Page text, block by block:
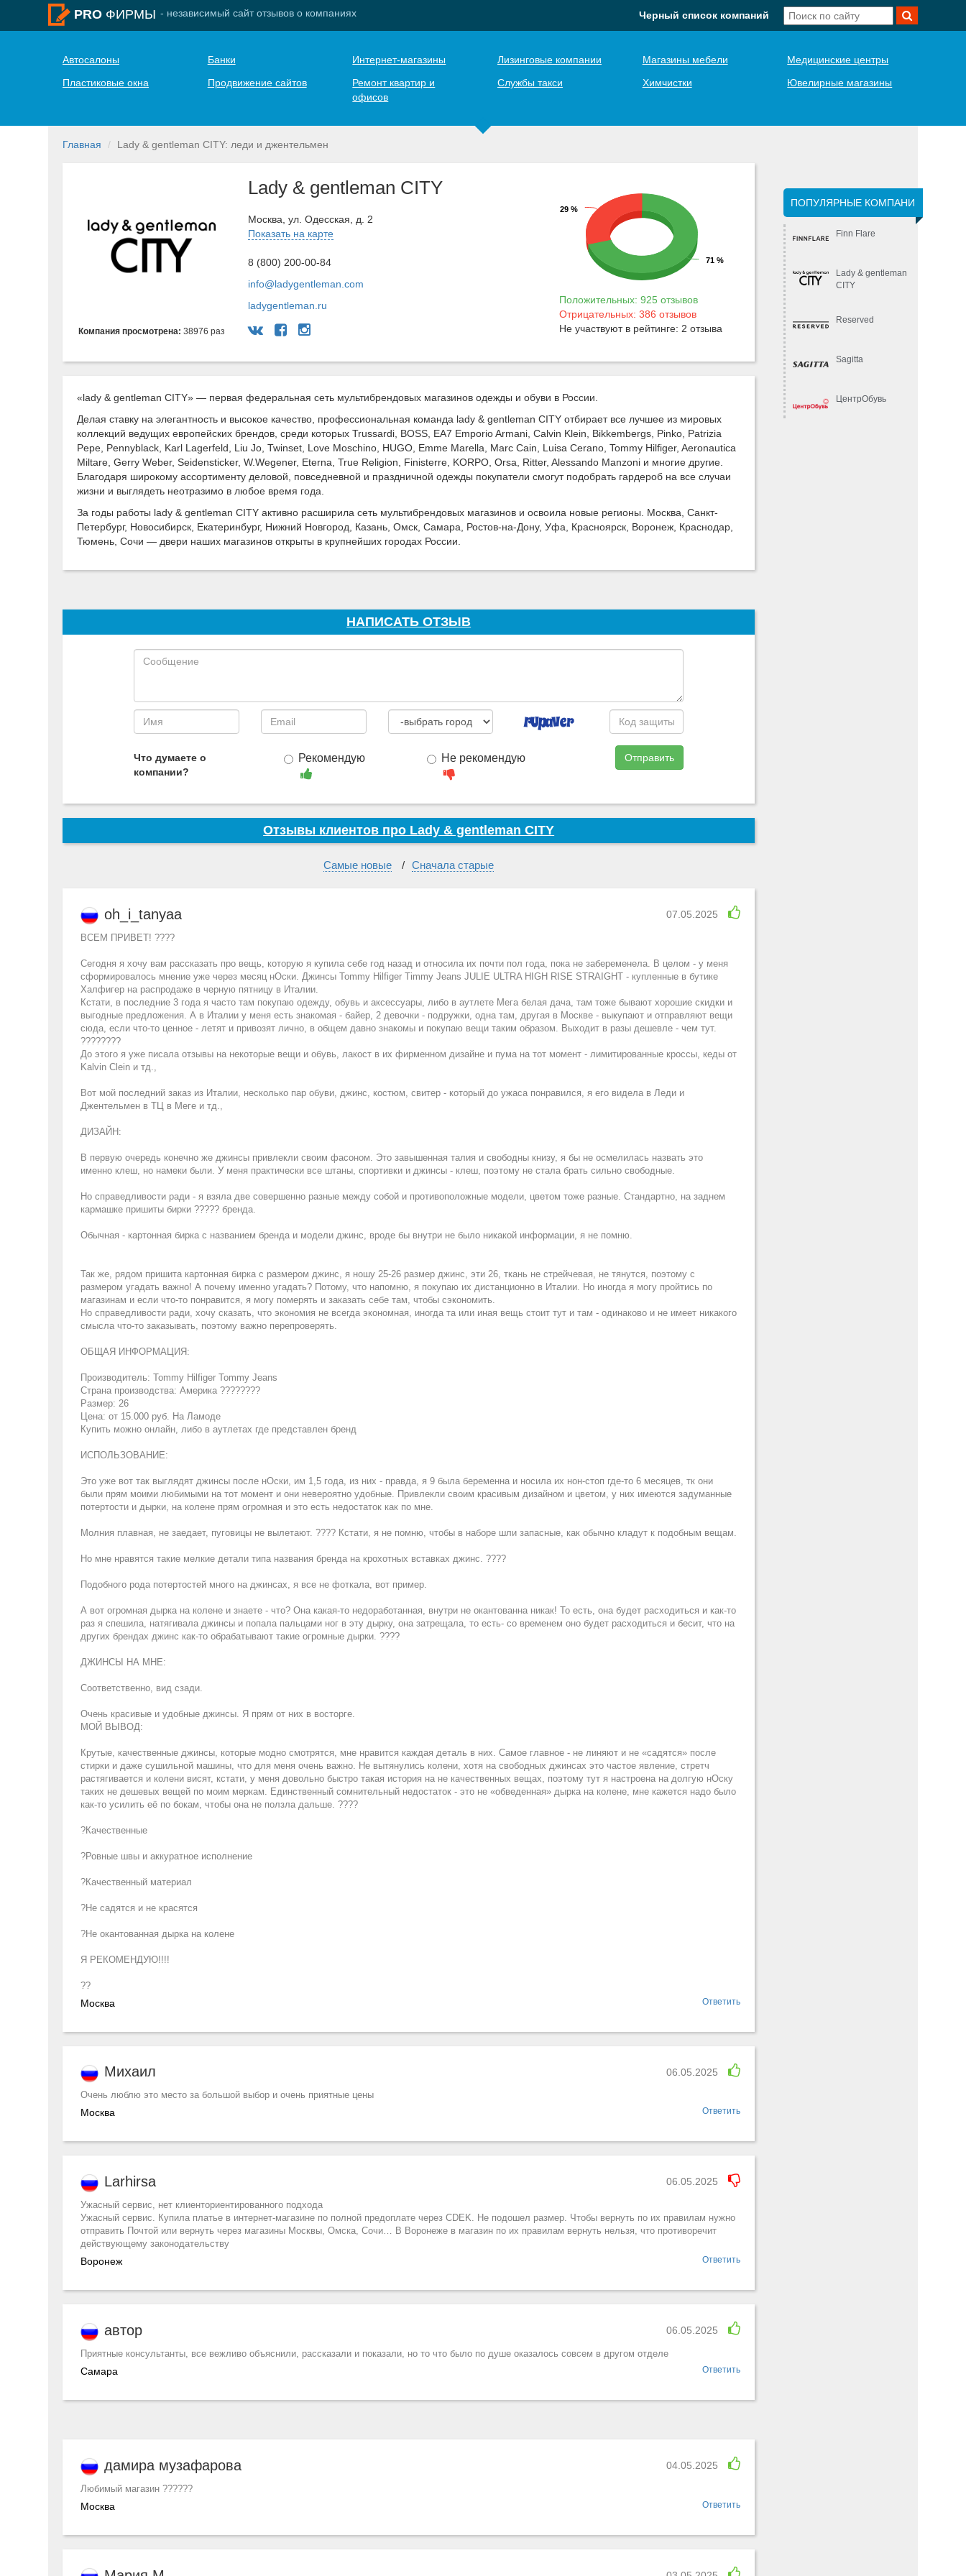
PRO ФИРМЫ - независимый сайт отзывов о компаниях Черный список компаний
Автосалоны Банки Интернет-магазины Лизинговые компании Магазины мебели
Медицинские центры
Пластиковые окна
Продвижение сайтов
Ремонт квартир и
офисов
Службы такси Химчистки Ювелирные магазины
Главная Lady & gentleman CITY: леди и джентельмен
Компания просмотрена:38976 раз
Lady & gentleman CITY
Москва, ул. Одесская, д. 2
Показать на карте
8 (800) 200-00-84
info@ladygentleman.com
ladygentleman.ru
71 %
29 %
Положительных: 925 отзывов
Отрицательных: 386 отзывов
Не участвуют в рейтинге: 2 отзыва
«lady & gentleman CITY» — первая федеральная сеть мультибрендовых магазинов одежды и обуви в России.
Делая ставку на элегантность и высокое качество, профессиональная команда lady & gentleman CITY отбирает все лучшее из мировых
коллекций ведущих европейских брендов, среди которых Trussardi, BOSS, ЕА7 Emporio Armani, Calvin Klein, Bikkembergs, Pinko, Patrizia
Pepe, Pennyblack, Karl Lagerfeld, Liu Jo, Twinset, Love Moschino, HUGO, Emme Marella, Marc Cain, Luisa Cerano, Tommy Hilfiger, Aeronautica
Miltare, Gerry Weber, Seidensticker, W.Wegener, Eterna, True Religion, Finisterre, KORPO, Orsa, Ritter, Alessando Manzoni и многие другие.
Благодаря широкому ассортименту деловой, повседневной и праздничной одежды покупатели смогут подобрать гардероб на все случаи
жизни и выглядеть неотразимо в любое время года.
За годы работы lady & gentleman CITY активно расширила сеть мультибрендовых магазинов и освоила новые регионы. Москва, Санкт-
Петербург, Новосибирск, Екатеринбург, Нижний Новгород, Казань, Омск, Самара, Ростов-на-Дону, Уфа, Красноярск, Воронеж, Краснодар,
Тюмень, Сочи — двери наших магазинов открыты в крупнейших городах России.
НАПИСАТЬ ОТЗЫВ
Что думаете о
компании?
Рекомендую Не рекомендую Отправить
Отзывы клиентов про Lady & gentleman CITY
Самые новые Сначала старые
oh_i_tanyaa 07.05.2025
ВСЕМ ПРИВЕТ! ????
Сегодня я хочу вам рассказать про вещь, которую я купила себе год назад и относила их почти пол года, пока не забеременела. В целом - у меня
сформировалось мнение уже через месяц нОски. Джинсы Tommy Hilfiger Timmy Jeans JULIE ULTRA HIGH RISE STRAIGHT - купленные в бутике
Халфигер на распродаже в черную пятницу в Италии.
Кстати, в последние 3 года я часто там покупаю одежду, обувь и аксессуары, либо в аутлете Мега белая дача, там тоже бывают хорошие скидки и
выгодные предложения. А в Италии у меня есть знакомая - байер, 2 девочки - подружки, одна там, другая в Москве - выкупают и отправляют вещи
сюда, если что-то ценное - летят и привозят лично, в общем давно знакомы и покупаю вещи таким образом. Выходит в разы дешевле - чем тут.
????????
До этого я уже писала отзывы на некоторые вещи и обувь, лакост в их фирменном дизайне и пума на тот момент - лимитированные кроссы, кеды от
Kalvin Clein и тд.,
Вот мой последний заказ из Италии, несколько пар обуви, джинс, костюм, свитер - который до ужаса понравился, я его видела в Леди и
Джентельмен в ТЦ в Меге и тд.,
ДИЗАЙН:
В первую очередь конечно же джинсы привлекли своим фасоном. Это завышенная талия и свободны книзу, я бы не осмелилась назвать это
именно клеш, но намеки были. У меня практически все штаны, спортивки и джинсы - клеш, поэтому не стала брать сильно свободные.
Но справедливости ради - я взяла две совершенно разные между собой и противоположные модели, цветом тоже разные. Стандартно, на заднем
кармашке пришиты бирки ????? бренда.
Обычная - картонная бирка с названием бренда и модели джинс, вроде бы внутри не было никакой информации, я не помню.
Так же, рядом пришита картонная бирка с размером джинс, я ношу 25-26 размер джинс, эти 26, ткань не стрейчевая, не тянутся, поэтому с
размером угадать важно! А почему именно угадать? Потому, что напомню, я покупаю их дистанционно в Италии. Но иногда я могу пройтись по
магазинам и если что-то понравится, я могу померять и заказать себе там, чтобы сэкономить.
Но справедливости ради, хочу сказать, что экономия не всегда экономная, иногда та или иная вещь стоит тут и там - одинаково и не имеет никакого
смысла что-то заказывать, поэтому важно перепроверять.
ОБЩАЯ ИНФОРМАЦИЯ:
Производитель: Tommy Hilfiger Tommy Jeans
Страна производства: Америка ????????
Размер: 26
Цена: от 15.000 руб. На Ламоде
Купить можно онлайн, либо в аутлетах где представлен бренд
ИСПОЛЬЗОВАНИЕ:
Это уже вот так выглядят джинсы после нОски, им 1,5 года, из них - правда, я 9 была беременна и носила их нон-стоп где-то 6 месяцев, тк они
были прям моими любимыми на тот момент и они невероятно удобные. Привлекли своим красивым дизайном и цветом, у них имеются задуманные
потертости и дырки, на колене прям огромная и это есть недостаток как по мне.
Молния плавная, не заедает, пуговицы не вылетают. ???? Кстати, я не помню, чтобы в наборе шли запасные, как обычно кладут к подобным вещам.
Но мне нравятся такие мелкие детали типа названия бренда на крохотных вставках джинс. ????
Подобного рода потертостей много на джинсах, я все не фоткала, вот пример.
А вот огромная дырка на колене и знаете - что? Она какая-то недоработанная, внутри не окантованна никак! То есть, она будет расходиться и как-то
раз я спешила, натягивала джинсы и попала пальцами ног в эту дырку, она затрещала, то есть- со временем оно будет расходиться и бесит, что на
других брендах джинс как-то обрабатывают такие огромные дырки. ????
ДЖИНСЫ НА МНЕ:
Соответственно, вид сзади.
Очень красивые и удобные джинсы. Я прям от них в восторге.
МОЙ ВЫВОД:
Крутые, качественные джинсы, которые модно смотрятся, мне нравится каждая деталь в них. Самое главное - не линяют и не «садятся» после
стирки и даже сушильной машины, что для меня очень важно. Не вытянулись колени, хотя на свободных джинсах это частое явление, стретч
растягивается и колени висят, кстати, у меня довольно быстро такая история на не качественных вещах, поэтому тут я настроена на долгую нОску
таких не дешевых вещей по моим меркам. Единственный сомнительный недостаток - это не «обведенная» дырка на колене, мне кажется надо было
как-то усилить её по бокам, чтобы она не ползла дальше. ????
?Качественные
?Ровные швы и аккуратное исполнение
?Качественный материал
?Не садятся и не красятся
?Не окантованная дырка на колене
Я РЕКОМЕНДУЮ!!!!
??
Москва Ответить
Михаил 06.05.2025
Очень люблю это место за большой выбор и очень приятные цены
Москва Ответить
Larhirsa 06.05.2025
Ужасный сервис, нет клиенториентированного подхода
Ужасный сервис. Купила платье в интернет-магазине по полной предоплате через CDEK. Не подошел размер. Чтобы вернуть по их правилам нужно
отправить Почтой или вернуть через магазины Москвы, Омска, Сочи… В Воронеже в магазин по их правилам вернуть нельзя, что противоречит
действующему законодательству
Воронеж Ответить
автор 06.05.2025
Приятные консультанты, все вежливо объяснили, рассказали и показали, но то что было по душе оказалось совсем в другом отделе
Самара Ответить
дамира музафарова 04.05.2025
Любимый магазин ??????
Москва Ответить
ПОПУЛЯРНЫЕ КОМПАНИ
Finn Flare
Lady & gentleman
CITY
Reserved
Sagitta
ЦентрОбувь